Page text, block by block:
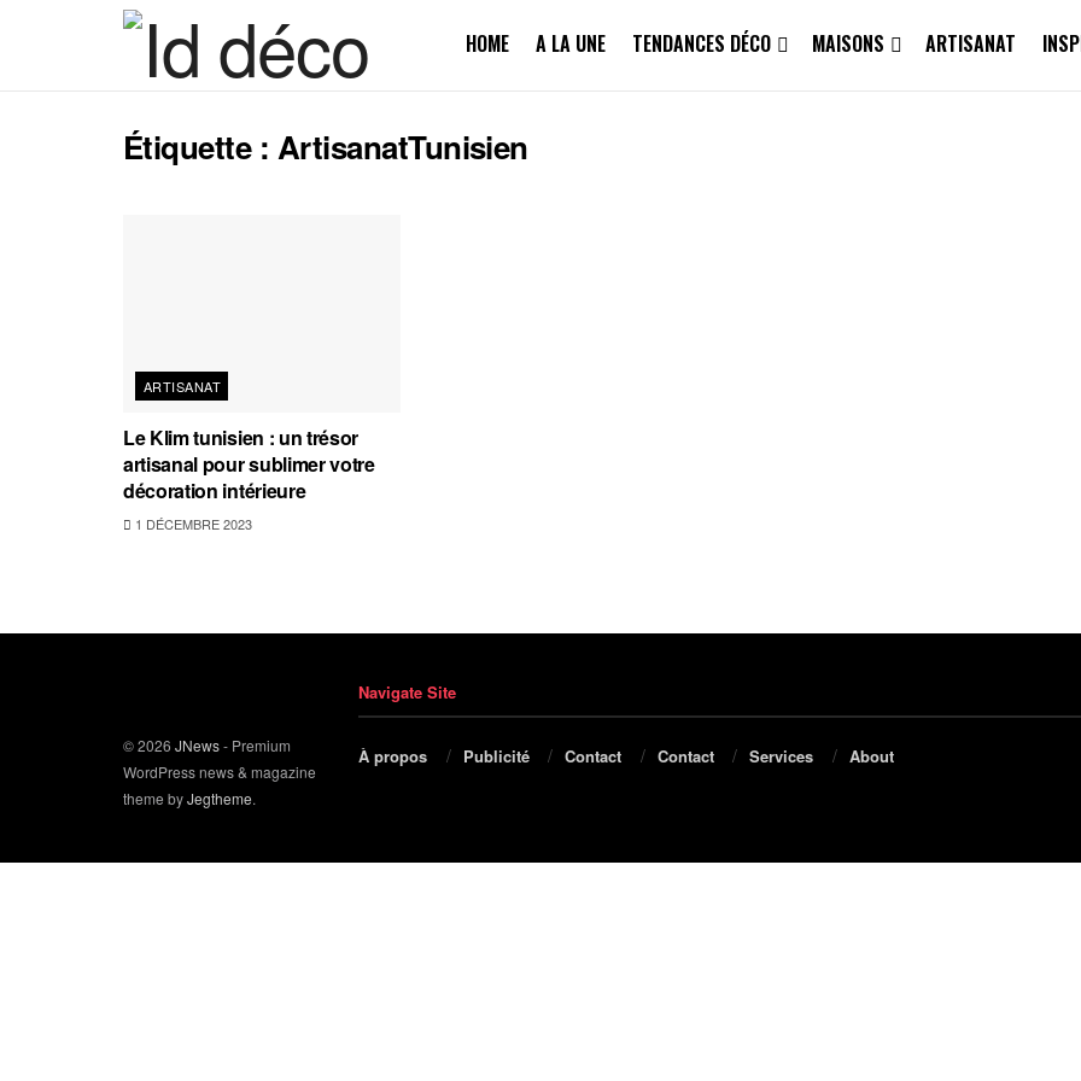
HOME A LA UNE TENDANCES DÉCO MAISONS ARTISANAT
Étiquette : ArtisanatTunisien
ARTISANAT
Le Klim tunisien : un trésor
artisanal pour sublimer votre
décoration intérieure
1 DÉCEMBRE 2023
© 2026 JNews- Premium
WordPress news & magazine
theme byJegtheme.
Navigate Site
À propos Publicité Contact Contact Services About